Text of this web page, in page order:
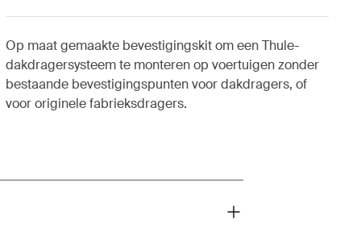
Op maat gemaakte bevestigingskit om een Thule-
dakdragersysteem te monteren op voertuigen zonder
bestaande bevestigingspunten voor dakdragers, of
voor originele fabrieksdragers.